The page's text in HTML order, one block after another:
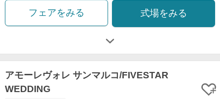
フェアをみる 式場をみる
アモーレヴォレ サンマルコ/FIVESTAR
WEDDING